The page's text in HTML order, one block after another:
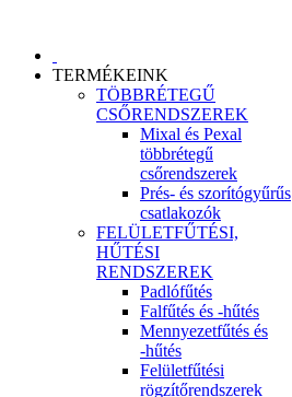
TERMÉKEINK
TÖBBRÉTEGŰ
CSŐRENDSZEREK
Mixal és Pexal
többrétegű
csőrendszerek
Prés- és szorítógyűrűs
csatlakozók
FELÜLETFŰTÉSI,
HŰTÉSI
RENDSZEREK
Padlófűtés
Falfűtés és -hűtés
Mennyezetfűtés és
-hűtés
Felületfűtési
rögzítőrendszerek